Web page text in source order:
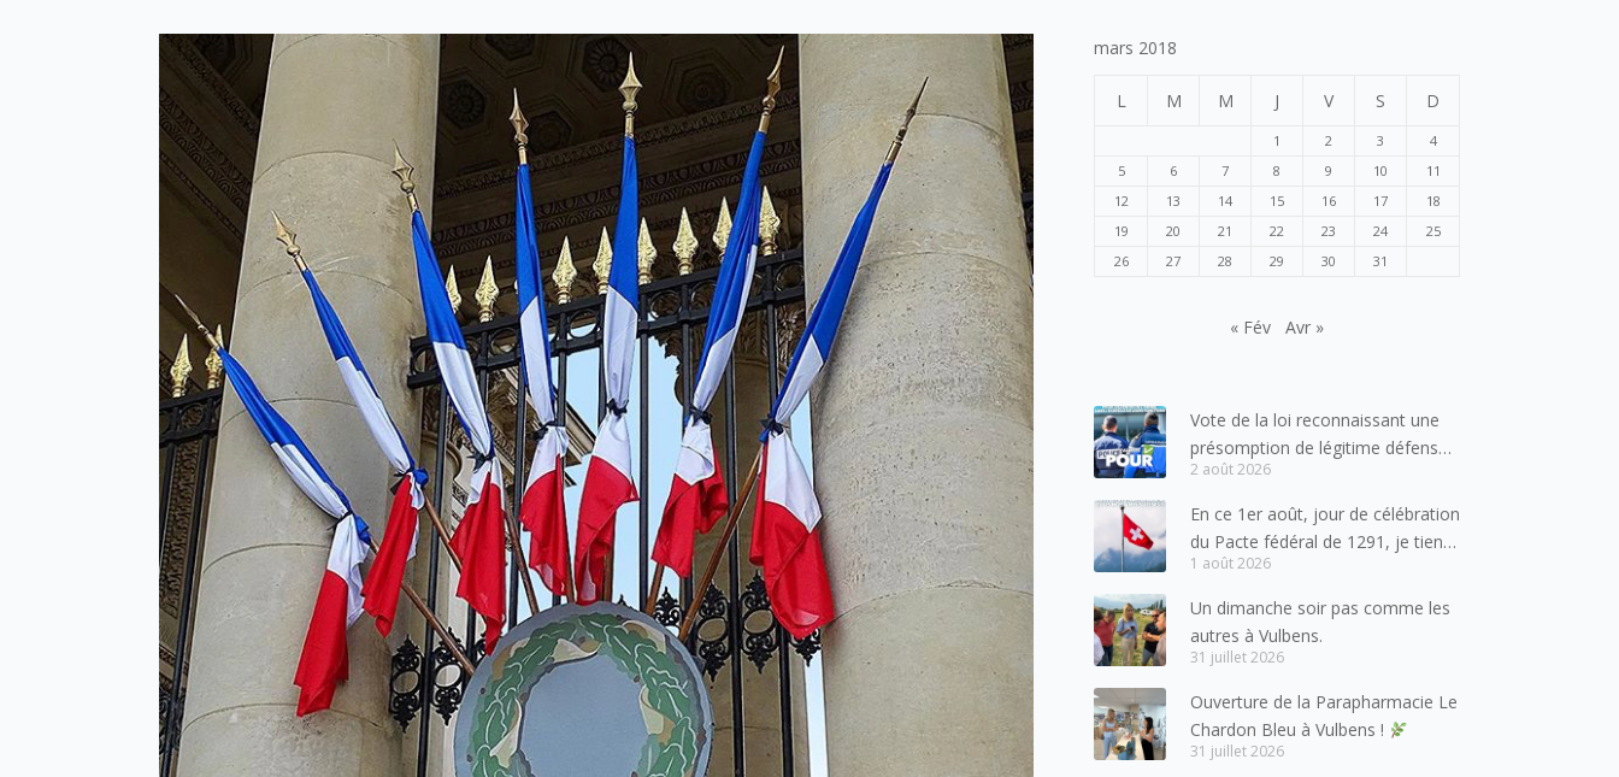
mars 2018
L M M J V S D
1 2 3
4
5
6 7 8 9 10
11
12
13 14 15 16 17
18
19
20 21 22 23 24
25
26
27 28 29 30 31
« Fév Avr »
Vote de la loi reconnaissant une
présomption de légitime défense
pour les forces de l’ordre
2 août 2026
En ce 1er août, jour de célébration
du Pacte fédéral de 1291, je tiens
à adresser mes meilleures
salutations à nos voisins et amis
suisses, et plus particulièrement
aux habitants du bassin genevois
lesquels la Haute-Savoie
entretient des liens étroits et
quotidiens.
1 août 2026
Un dimanche soir pas comme les
autres à Vulbens.
31 juillet 2026
Ouverture de la Parapharmacie Le
Chardon Bleu à Vulbens !
31 juillet 2026